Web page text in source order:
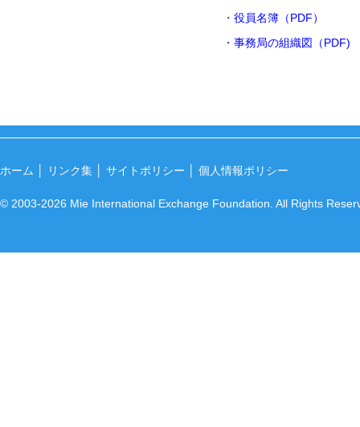
・ 役員名簿（PDF）
・ 事務局の組織図（PDF)
ホーム リンク集 サイトポリシー 個人情報ポリシー
© 2003-2026 Mie International Exchange Foundation. All Rights